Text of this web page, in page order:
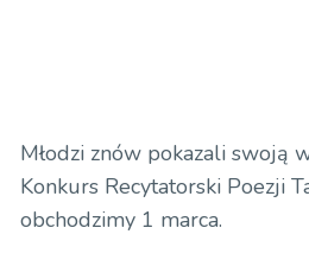
Młodzi znów pokazali swoją
Konkurs Recytatorski Poezji
obchodzimy 1 marca.